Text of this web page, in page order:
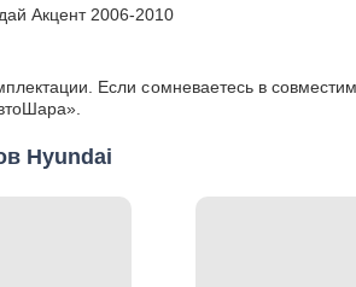
Акцент 2006-2010
Если сомневаетесь в
Hyundai